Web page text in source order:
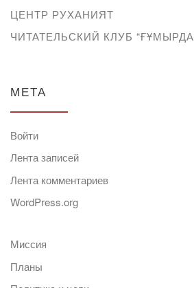
ЦЕНТР РУХАНИЯТ
ЧИТАТЕЛЬСКИЙ КЛУБ
МЕТА
Войти
Лента записей
Лента комментариев
WordPress.org
Миссия
Планы